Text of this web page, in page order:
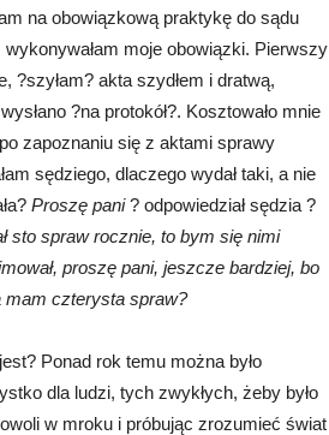
na obowiązkową praktykę do sądu
moje obowiązki. Pierwszy
?szyłam? akta szydłem i dratwą,
?na protokół?. Kosztowało mnie
zapoznaniu się z aktami sprawy
sędziego, dlaczego wydał taki, a nie
Proszę pani? odpowiedział sędzia ?
sto spraw rocznie, to bym się nimi
proszę pani, jeszcze bardziej, bo
mam czterysta spraw?
Ponad rok temu można było
dla ludzi, tych zwykłych, żeby było
w mroku i próbując zrozumieć świat